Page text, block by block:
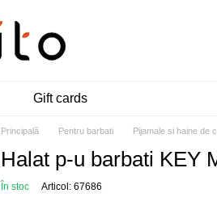
Gift cards
Principală Pentru barbati Pijamale si haine de
Halat p-u barbati KEY
În stoc Articol: 67686